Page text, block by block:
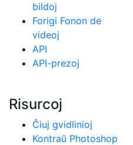
bildoj
Forigi Fonon de
videoj
API
API-prezoj
Risurcoj
Ĉiuj gvidlinioj
Kontraŭ Photoshop